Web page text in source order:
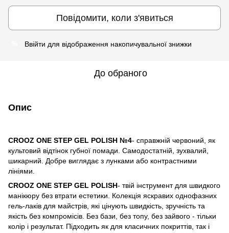
Повідомити, коли з'явиться
Ввійти для відображення накопичувальної знижки
До обраного
Опис
CROOZ ONE STEP GEL POLISH №4- справжній червоний, як
культовий відтінок губної помади. Самодостатній, зухвалий,
шикарний. Добре виглядає з лунками або контрастними
лініями.
CROOZ ONE STEP GEL POLISH- твій інструмент для швидкого
манікюру без втрати естетики. Колекція яскравих однофазних
гель-лаків для майстрів, які цінують швидкість, зручність та
якість без компромісів. Без бази, без топу, без зайвого - тільки
колір і результат. Підходить як для класичних покриттів, так і